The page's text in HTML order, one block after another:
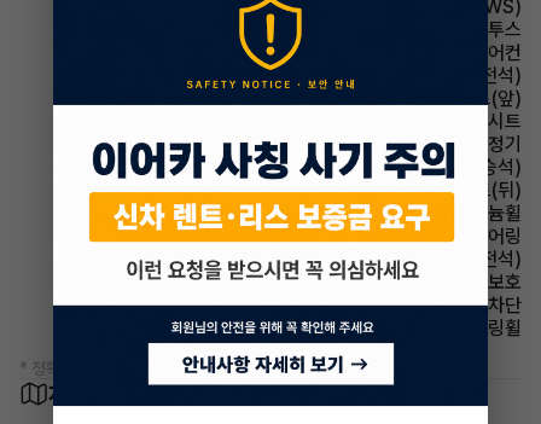
주행안전 차선이탈경보(LDWS)
유무선단자 블루투스
에어컨 풀오토에어컨
시트 통풍시트(운전석)
시트 열선시트(앞)
시트 가죽시트
에어컨 공기청정기
시트 통풍시트(동승석)
시트 열선시트(뒤)
휠타이어 알루미늄휠
스티어링휠 텔레스코픽 스티어링
시트 전동시트(운전석)
에어백 무릎보호
윈드실드(앞유리) 자외선 차단
스티어링휠 가죽스티어링휠
* 정확한 정보는 판매자와 반드시 확인하시기 바랍니다.
차량 위치